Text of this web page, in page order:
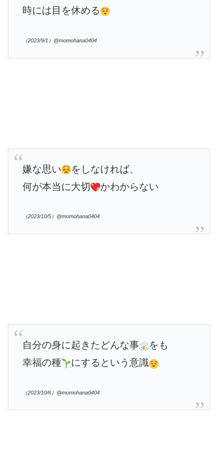
時には目を休める
（2023/9/1）@momohana0404
嫌な思い
をしなければ、
何が本当に大切
かわからない
（2023/10/5）@momohana0404
自分の身に起きたどんな事
をも
幸福の種
にするという意識
（2023/10/6）@momohana0404